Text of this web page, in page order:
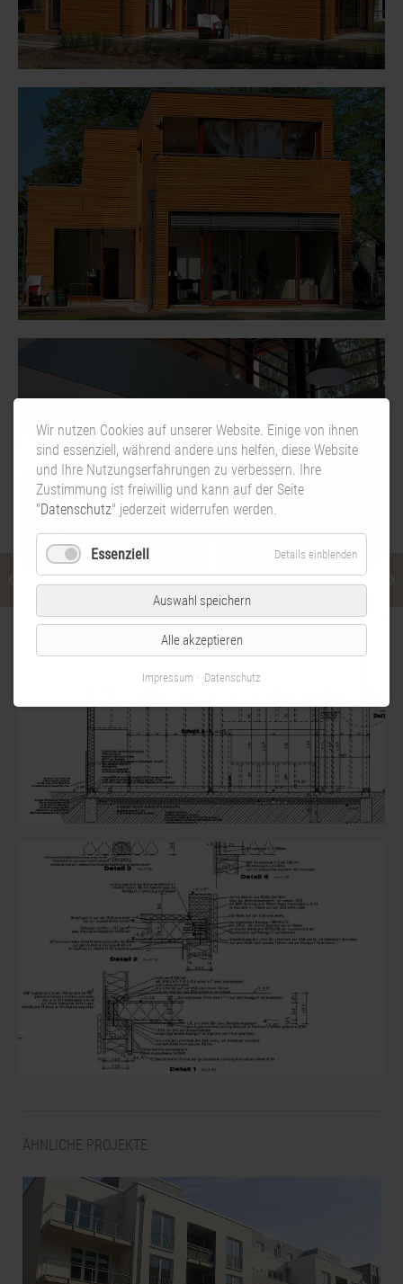
ÄHNLICHE PROJEKTE
Wir nutzen Cookies auf unserer Website. Einige von ihnen
sind essenziell, während andere uns helfen, diese Website
und Ihre Nutzungserfahrungen zu verbessern. Ihre
Zustimmung ist freiwillig und kann auf der Seite
"Datenschutz" jederzeit widerrufen werden.
Essenziell Details einblenden
Auswahl speichern
Alle akzeptieren
Impressum Datenschutz